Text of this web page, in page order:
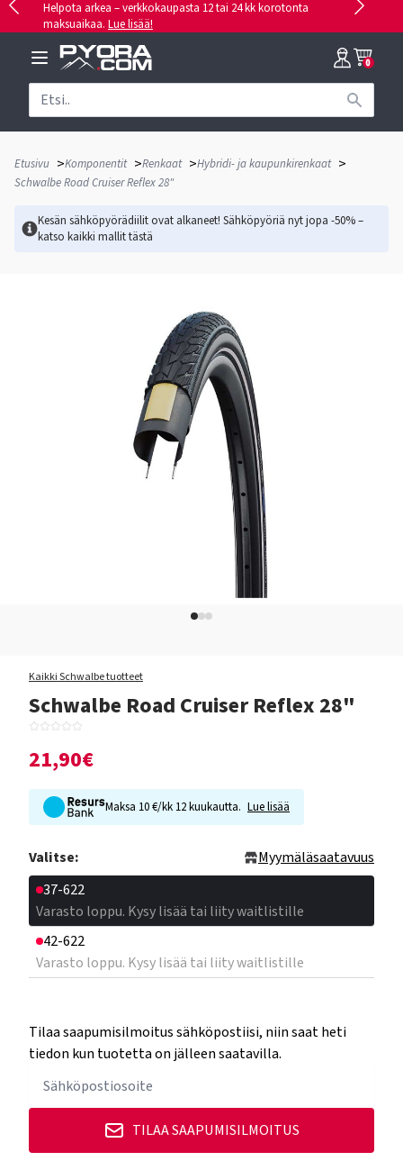
Helpota arkea – verkkokaupasta 12 tai 24 kk korotonta
maksuaikaa. Lue lisää!
0
Etusivu >Komponentit >Renkaat >Hybridi- ja kaupunkirenkaat >
Schwalbe Road Cruiser Reflex 28"
Kesän sähköpyörädiilit ovat alkaneet! Sähköpyöriä nyt jopa -50% –
katso kaikki mallittästä
Kaikki Schwalbe tuotteet
Schwalbe Road Cruiser Reflex 28"
21,90€
Maksa 10 €/kk 12 kuukautta. Lue lisää
Valitse:
Myymäläsaatavuus
37-622
Varasto loppu. Kysy lisää tai liity waitlistille
42-622
Varasto loppu. Kysy lisää tai liity waitlistille
Tilaa saapumisilmoitus sähköpostiisi, niin saat heti
tiedon kun tuotetta on jälleen saatavilla.
TILAA SAAPUMISILMOITUS